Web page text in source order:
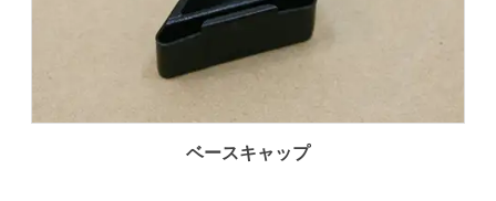
ベースキャップ